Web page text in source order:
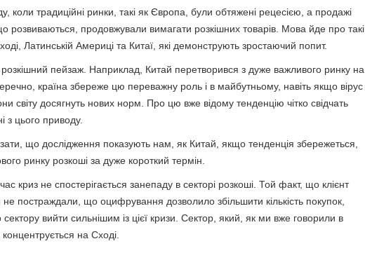
коли традиційні ринки, такі як Європа, були обтяжені рецесією, а продажі
розвиваються, продовжували вимагати розкішних товарів. Мова йде про такі
Латинській Америці та Китаї, які демонструють зростаючий попит.
пейзаж. Наприклад, Китай перетворився з дуже важливого ринку на
країна збереже цю переважну роль і в майбутньому, навіть якщо вірус
світу досягнуть нових норм. Про цю вже відому тенденцію чітко свідчать
з цього приводу.
що дослідження показують нам, як Китай, якщо тенденція збережеться,
ринку розкоші за дуже короткий термін.
криз не спостерігається занепаду в секторі розкоші. Той факт, що клієнт
постраждали, що оцифрування дозволило збільшити кількість покупок,
вийти сильнішим із цієї кризи. Сектор, який, як ми вже говорили в
на Сході.